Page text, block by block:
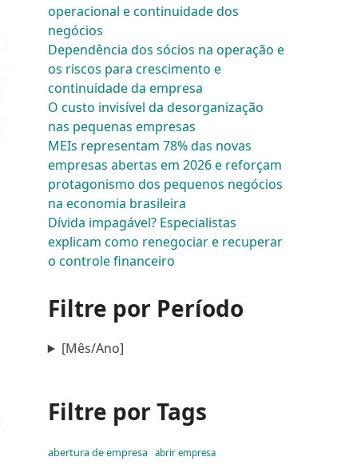
operacional e continuidade dos
negócios
Dependência dos sócios na operação e
os riscos para crescimento e
continuidade da empresa
O custo invisível da desorganização
nas pequenas empresas
MEIs representam 78% das novas
empresas abertas em 2026 e reforçam
protagonismo dos pequenos negócios
na economia brasileira
Dívida impagável? Especialistas
explicam como renegociar e recuperar
o controle financeiro
Filtre por Período
[Mês/Ano]
Filtre por Tags
abertura de empresa
abrir empresa